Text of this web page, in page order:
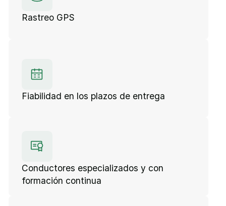
Rastreo GPS
Fiabilidad en los plazos de entrega
Conductores especializados y con
formación continua